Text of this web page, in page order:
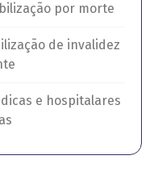
por morte
de invalidez
e hospitalares